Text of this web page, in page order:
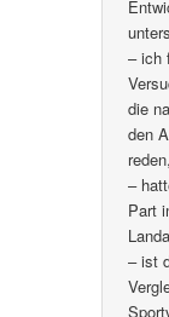
– ich
die
den
–
Part
– ist